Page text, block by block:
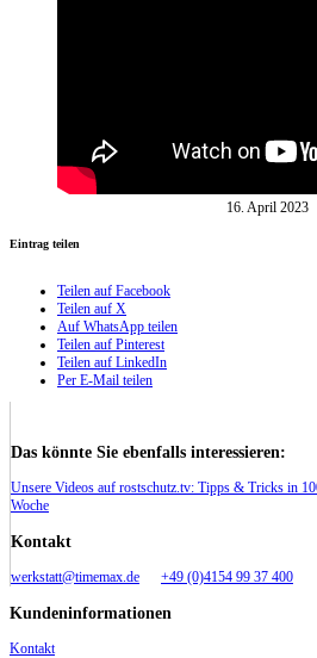
16. April 2023
Eintrag teilen
Teilen auf Facebook
Teilen auf X
Auf WhatsApp teilen
Teilen auf Pinterest
Teilen auf LinkedIn
Per E-Mail teilen
Das könnte Sie ebenfalls interessieren:
Unsere Videos auf rostschutz.tv: Tipps & Tricks in
Woche
Kontakt
werkstatt@timemax.de +49 (0)4154 99 37 400
Kundeninformationen
Kontakt